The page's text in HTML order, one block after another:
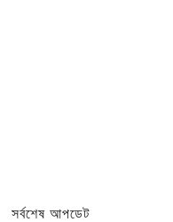
সর্বশেষ আপডেট